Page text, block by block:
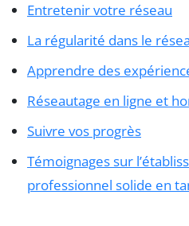
Entretenir votre réseau
La régularité dans le
Apprendre des
Réseautage en ligne et
Suivre vos progrès
Témoignages sur
professionnel solide en